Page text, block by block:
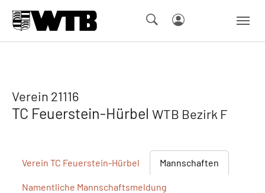
Verein 21116
TC Feuerstein-Hürbel WTB Bezirk F
Verein TC Feuerstein-Hürbel Mannschaften
Namentliche Mannschaftsmeldung